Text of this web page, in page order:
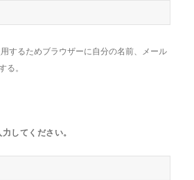
するためブラウザーに自分の名前、メール
る。
してください。